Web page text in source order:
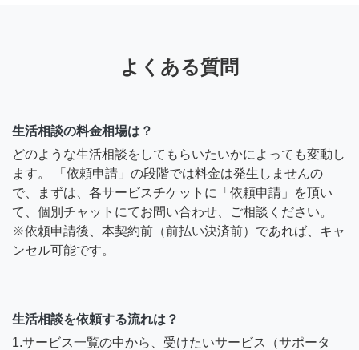
よくある質問
生活相談の料金相場は？
どのような生活相談をしてもらいたいかによっても変動し
ます。 「依頼申請」の段階では料金は発生しませんの
で、まずは、各サービスチケットに「依頼申請」を頂い
て、個別チャットにてお問い合わせ、ご相談ください。
※依頼申請後、本契約前（前払い決済前）であれば、キャ
ンセル可能です。
生活相談を依頼する流れは？
1.サービス一覧の中から、受けたいサービス（サポータ